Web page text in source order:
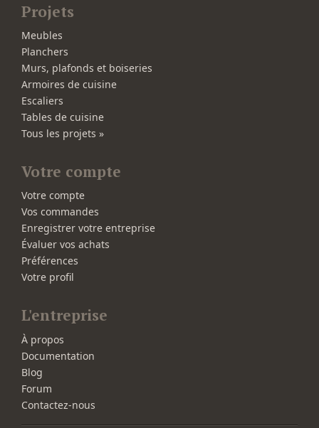
Projets
Meubles
Planchers
Murs, plafonds et boiseries
Armoires de cuisine
Escaliers
Tables de cuisine
Tous les projets »
Votre compte
Votre compte
Vos commandes
Enregistrer votre entreprise
Évaluer vos achats
Préférences
Votre profil
L'entreprise
À propos
Documentation
Blog
Forum
Contactez-nous